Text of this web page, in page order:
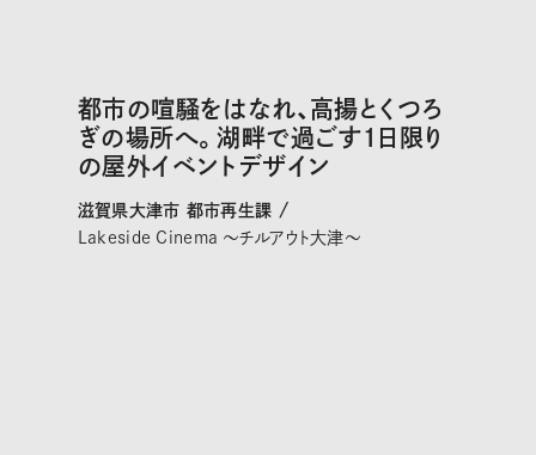
都市の喧騒をはなれ、高揚とくつろ
ぎの場所へ。湖畔で過ごす１日限り
の屋外イベントデザイン
滋賀県大津市 都市再生課 /
Lakeside Cinema 〜チルアウト大津〜